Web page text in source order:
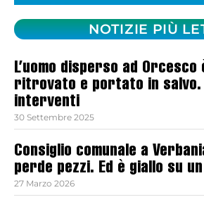
NOTIZIE PIÙ
L’uomo disperso ad
ritrovato e portato in
interventi
30 Settembre 2025
Consiglio comunale a
perde pezzi. Ed è giallo su
27 Marzo 2026